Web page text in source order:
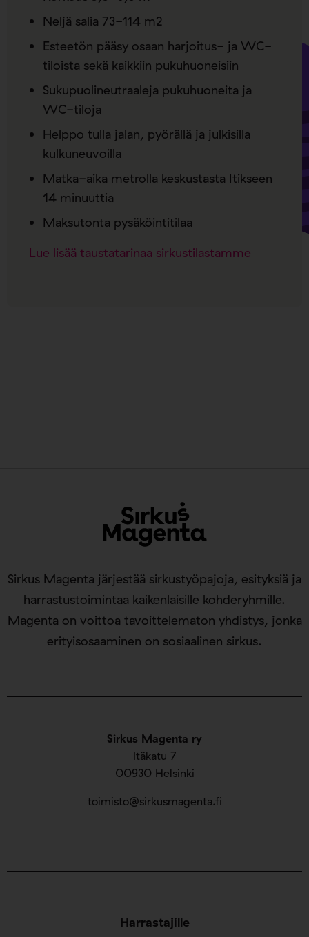
Neljä salia 73-114 m2
Esteetön pääsy osaan harjoitus- ja WC-
tiloista sekä kaikkiin pukuhuoneisiin
Sukupuolineutraaleja pukuhuoneita ja
WC-tiloja
Helppo tulla jalan, pyörällä ja julkisilla
kulkuneuvoilla
Matka-aika metrolla keskustasta Itikseen
14 minuuttia
Maksutonta pysäköintitilaa
Lue lisää taustatarinaa sirkustilastamme
Sirkus Magenta ry
Itäkatu 7
00930 Helsinki
toimisto@sirkusmagenta.fi
Sirkus Magenta järjestää sirkustyöpajoja, esityksiä ja
harrastustoimintaa kaikenlaisille kohderyhmille.
Magenta on voittoa tavoittelematon yhdistys, jonka
erityisosaaminen on sosiaalinen sirkus.
Harrastajille